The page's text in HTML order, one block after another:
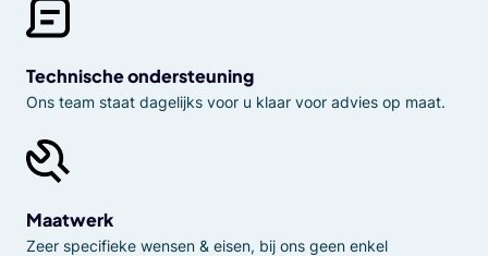
Technische ondersteuning
Ons team staat dagelijks voor u klaar voor advies op maat.
Maatwerk
Zeer specifieke wensen & eisen, bij ons geen enkel